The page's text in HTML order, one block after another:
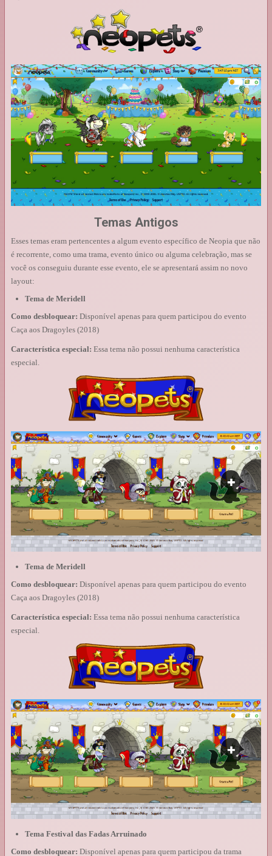
Temas Antigos
Esses temas eram pertencentes a algum evento específico de Neopia que não
é recorrente, como uma trama, evento único ou alguma celebração, mas se
você os conseguiu durante esse evento, ele se apresentará assim no novo
layout:
Tema de Meridell
Como desbloquear: Disponível apenas para quem participou do evento
Caça aos Dragoyles (2018)
Característica especial: Essa tema não possui nenhuma característica
especial.
Tema de Meridell
Como desbloquear: Disponível apenas para quem participou do evento
Caça aos Dragoyles (2018)
Característica especial: Essa tema não possui nenhuma característica
especial.
Tema Festival das Fadas Arruinado
Como desbloquear: Disponível apenas para quem participou da trama